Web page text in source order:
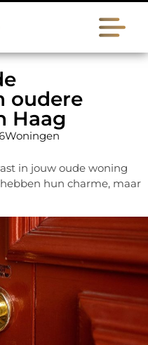
oudere
Haag
Woningen
in jouw oude woning
hun charme, maar